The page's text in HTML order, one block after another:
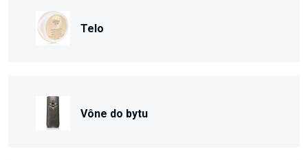
Telo
Vône do bytu